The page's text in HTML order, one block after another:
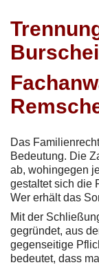
Das
Bedeutung. Die
ab, wohingegen
gestaltet sich die
Wer erhält das
Mit der
gegründet, aus
gegenseitige
bedeutet, dass